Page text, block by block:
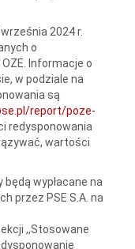
2024 r.
o
Informacje o
w podziale na
są
report/poze-
redysponowania
wartości
będą wypłacane na
przez PSE S.A. na
,,Stosowane